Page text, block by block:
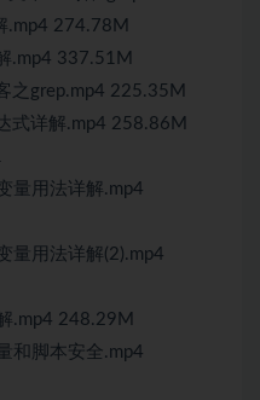
.mp4 274.78M
.mp4 337.51M
之grep.mp4 225.35M
式详解.mp4 258.86M
量用法详解.mp4
量用法详解(2).mp4
.mp4 248.29M
和脚本安全.mp4